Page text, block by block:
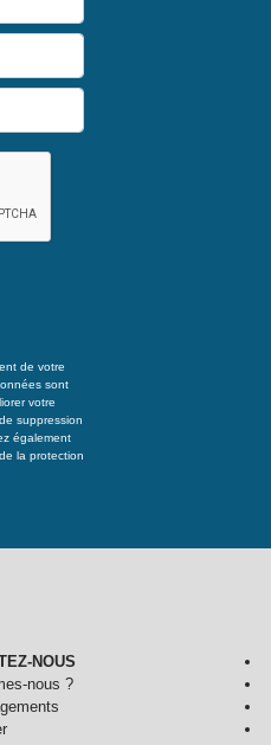
de votre
sont
votre
suppression
également
la protection
NOUS
nous ?